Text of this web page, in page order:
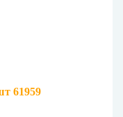
61959